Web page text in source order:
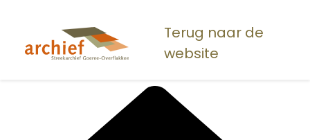
naar
Terug naar de
website